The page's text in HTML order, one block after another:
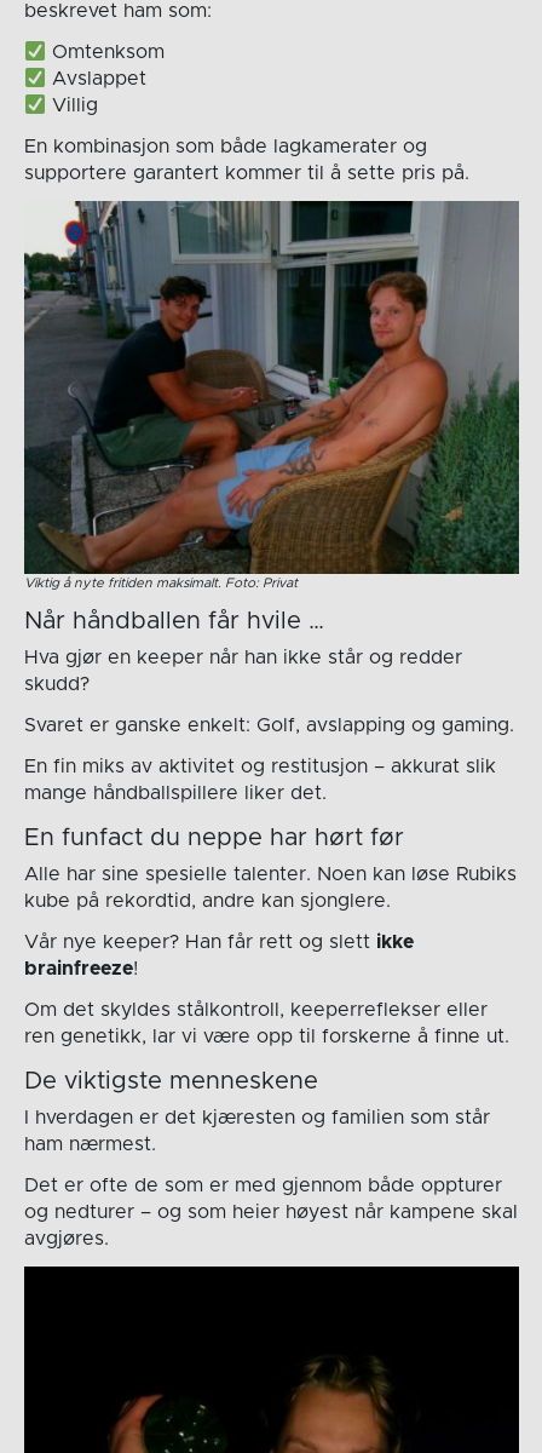
beskrevet ham som:
Omtenksom
Avslappet
Villig
En kombinasjon som både lagkamerater og
supportere garantert kommer til å sette pris på.
Viktig å nyte fritiden maksimalt. Foto: Privat
Når håndballen får hvile …
Hva gjør en keeper når han ikke står og redder
skudd?
Svaret er ganske enkelt: Golf, avslapping og gaming.
En fin miks av aktivitet og restitusjon – akkurat slik
mange håndballspillere liker det.
En funfact du neppe har hørt før
Alle har sine spesielle talenter. Noen kan løse Rubiks
kube på rekordtid, andre kan sjonglere.
Vår nye keeper? Han får rett og slett ikke
brainfreeze!
Om det skyldes stålkontroll, keeperreflekser eller
ren genetikk, lar vi være opp til forskerne å finne ut.
De viktigste menneskene
I hverdagen er det kjæresten og familien som står
ham nærmest.
Det er ofte de som er med gjennom både oppturer
og nedturer – og som heier høyest når kampene skal
avgjøres.